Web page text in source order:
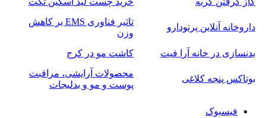
داروخانه آنلاین پرتودارو
تاثیر فناوری EMS بر کاهش
وزن
بدنسازی در خانه آرا فیت
کاشت مو در کرج
بوتاکس پنجه کلاغی
محصولات آرایشی، مراقبت
پوست و مو و بدلیجات
فیسبوک